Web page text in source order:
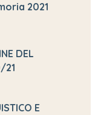
2021
DEL
21
E